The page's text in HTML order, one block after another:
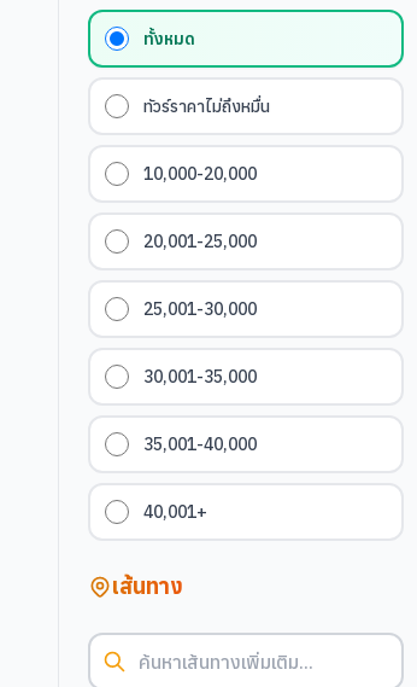
ทั้งหมด
ทัวร์ราคาไม่ถึงหมื่น
10,000-20,000
20,001-25,000
25,001-30,000
30,001-35,000
35,001-40,000
40,001+
เส้นทาง